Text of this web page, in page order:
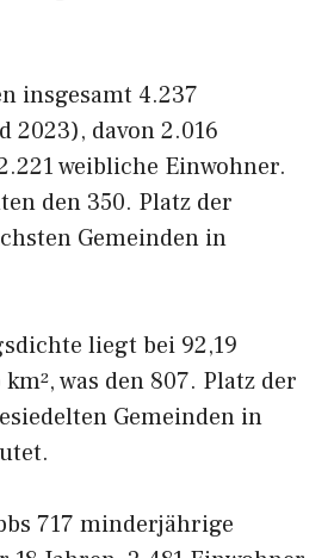
insgesamt 4.237
2023), davon 2.016
weibliche Einwohner.
den 350. Platz der
Gemeinden in
liegt bei 92,19
was den 807. Platz der
Gemeinden in
717 minderjährige